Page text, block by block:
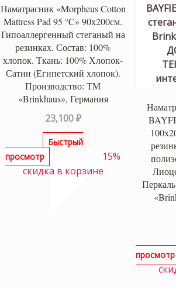
Наматрасник «Morpheus Cotton
Mattress Pad 95 °C» 90х200см.
Гипоаллергенный стеганый на
резинках. Состав: 100%
хлопок. Ткань: 100% Хлопок-
Сатин (Египетский хлопок).
Производство: ТМ
«Brinkhaus», Германия
23,100₽
Быстрый
просмотр
15%
скидка в корзине
просмотр